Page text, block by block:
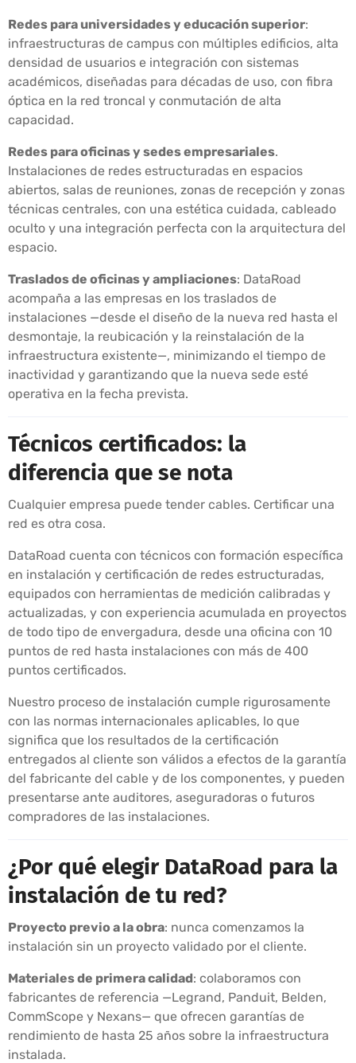
Redes para universidades y educación superior:
infraestructuras de campus con múltiples edificios, alta
densidad de usuarios e integración con sistemas
académicos, diseñadas para décadas de uso, con fibra
óptica en la red troncal y conmutación de alta
capacidad.
Redes para oficinas y sedes empresariales.
Instalaciones de redes estructuradas en espacios
abiertos, salas de reuniones, zonas de recepción y zonas
técnicas centrales, con una estética cuidada, cableado
oculto y una integración perfecta con la arquitectura del
espacio.
Traslados de oficinas y ampliaciones: DataRoad
acompaña a las empresas en los traslados de
instalaciones —desde el diseño de la nueva red hasta el
desmontaje, la reubicación y la reinstalación de la
infraestructura existente—, minimizando el tiempo de
inactividad y garantizando que la nueva sede esté
operativa en la fecha prevista.
Técnicos certificados: la
diferencia que se nota
Cualquier empresa puede tender cables. Certificar una
red es otra cosa.
DataRoad cuenta con técnicos con formación específica
en instalación y certificación de redes estructuradas,
equipados con herramientas de medición calibradas y
actualizadas, y con experiencia acumulada en proyectos
de todo tipo de envergadura, desde una oficina con 10
puntos de red hasta instalaciones con más de 400
puntos certificados.
Nuestro proceso de instalación cumple rigurosamente
con las normas internacionales aplicables, lo que
significa que los resultados de la certificación
entregados al cliente son válidos a efectos de la garantía
del fabricante del cable y de los componentes, y pueden
presentarse ante auditores, aseguradoras o futuros
compradores de las instalaciones.
¿Por qué elegir DataRoad para la
instalación de tu red?
Proyecto previo a la obra: nunca comenzamos la
instalación sin un proyecto validado por el cliente.
Materiales de primera calidad: colaboramos con
fabricantes de referencia —Legrand, Panduit, Belden,
CommScope y Nexans— que ofrecen garantías de
rendimiento de hasta 25 años sobre la infraestructura
instalada.